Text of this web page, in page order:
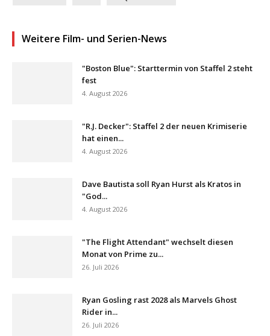
Weitere Film- und Serien-News
"Boston Blue": Starttermin von Staffel 2 steht
fest
4. August 2026
"R.J. Decker": Staffel 2 der neuen Krimiserie
hat einen...
4. August 2026
Dave Bautista soll Ryan Hurst als Kratos in
"God...
4. August 2026
"The Flight Attendant" wechselt diesen
Monat von Prime zu...
26. Juli 2026
Ryan Gosling rast 2028 als Marvels Ghost
Rider in...
26. Juli 2026